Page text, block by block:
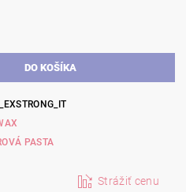
PASTA
Strážiť cenu